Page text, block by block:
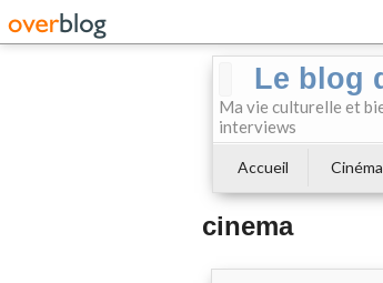
Le blog
Ma vie culturelle et
interviews
Accueil Cinéma
cinema